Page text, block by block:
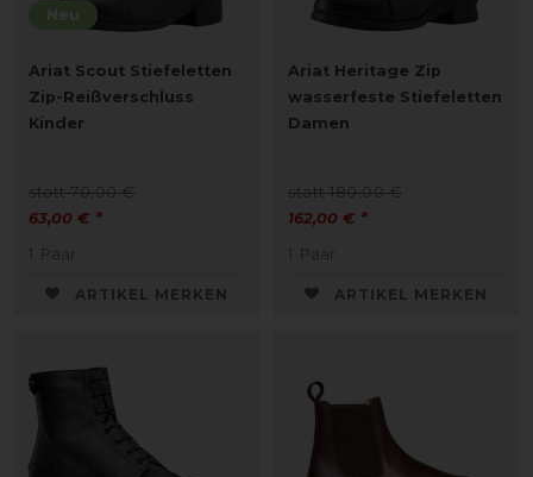
Neu
Ariat Scout Stiefeletten
Zip-Reißverschluss
Kinder
statt 70,00 €
63,00 € *
1 Paar
ARTIKEL MERKEN
Ariat Heritage Zip
wasserfeste Stiefeletten
Damen
statt 180,00 €
162,00 € *
1 Paar
ARTIKEL MERKEN